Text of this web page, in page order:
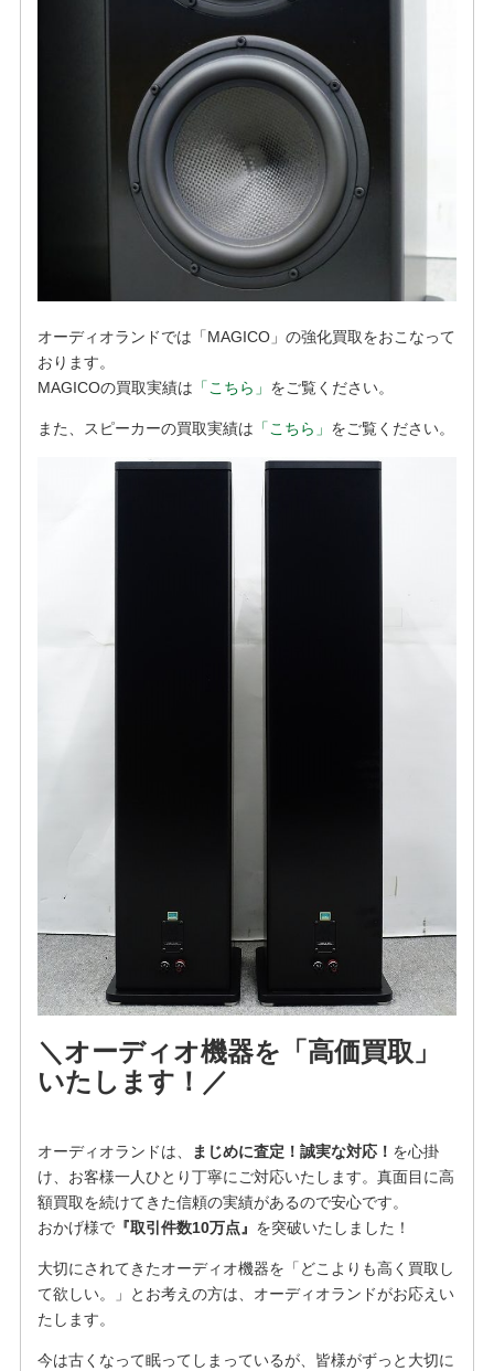
オーディオランドでは「MAGICO」の強化買取をおこなって
おります。
MAGICOの買取実績は 「こちら」 をご覧ください。
また、スピーカーの買取実績は 「こちら」 をご覧ください。
＼オーディオ機器を「高価買取」
いたします！／
オーディオランドは、 まじめに査定！誠実な対応！ を⼼掛
け、お客様⼀⼈ひとり丁寧にご対応いたします。真面目に高
額買取を続けてきた信頼の実績があるので安心です。
おかげ様で『取引件数10万点』 を突破いたしました！
大切にされてきたオーディオ機器を「どこよりも高く買取し
て欲しい。」とお考えの方は、オーディオランドがお応えい
たします。
今は古くなって眠ってしまっているが、皆様がずっと大切に